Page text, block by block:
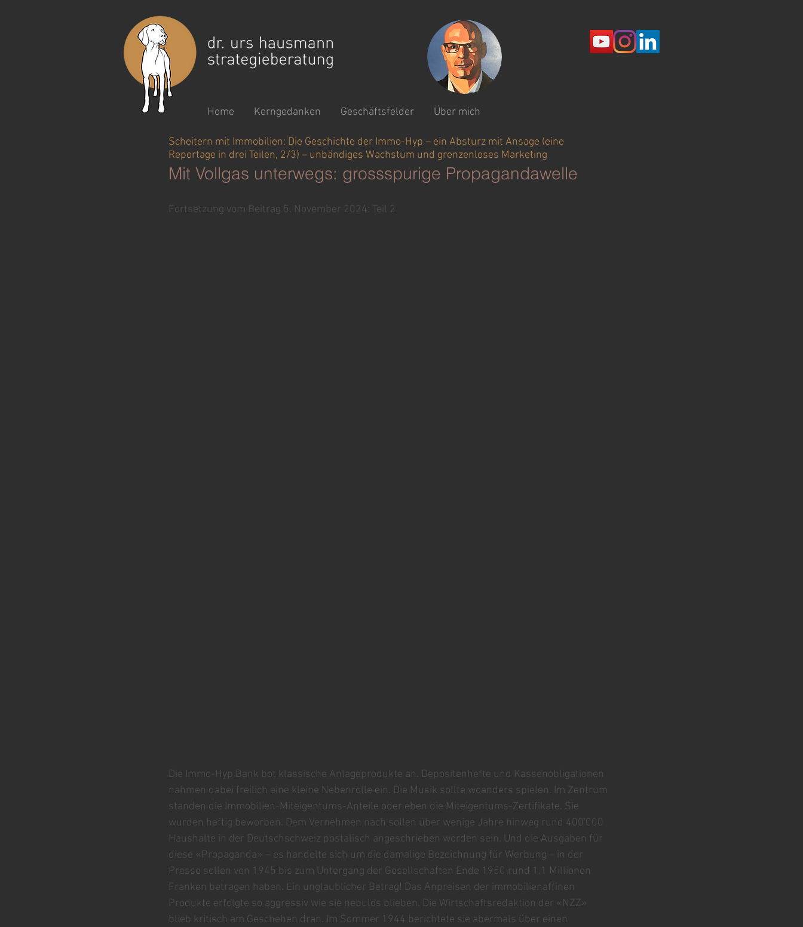
Home Kerngedanken Geschäftsfelder Über mich
Scheitern mit Immobilien: Die Geschichte der Immo-Hyp – ein Absturz mit Ansage (eine
Reportage in drei Teilen, 2/3) – unbändiges Wachstum und grenzenloses Marketing
Mit Vollgas unterwegs: grossspurige Propagandawelle
Fortsetzung vom Beitrag 5. November 2024: Teil 2
Die Immo-Hyp Bank bot klassische Anlageprodukte an. Depositenhefte und Kassenobligationen
nahmen dabei freilich eine kleine Nebenrolle ein. Die Musik sollte woanders spielen. Im Zentrum
standen die Immobilien-Miteigentums-Anteile oder eben die Miteigentums-Zertifikate. Sie
wurden heftig beworben. Dem Vernehmen nach sollen über wenige Jahre hinweg rund 400'000
Haushalte in der Deutschschweiz postalisch angeschrieben worden sein. Und die Ausgaben für
diese «Propaganda» – es handelte sich um die damalige Bezeichnung für Werbung – in der
Presse sollen von 1945 bis zum Untergang der Gesellschaften Ende 1950 rund 1.1 Millionen
Franken betragen haben. Ein unglaublicher Betrag! Das Anpreisen der immobilienaffinen
Produkte erfolgte so aggressiv wie sie nebulös blieben. Die Wirtschaftsredaktion der «NZZ»
blieb kritisch am Geschehen dran. Im Sommer 1944 berichtete sie abermals über einen